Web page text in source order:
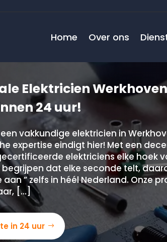
Home Over ons
Elektricien
24 uur!
vakkundige elektricien in
expertise eindigt hier! Met een
elektriciens elke hoek
begrijpen dat elke seconde telt,
” zelfs in héél Nederland. Onze
[…]
in 24 uur